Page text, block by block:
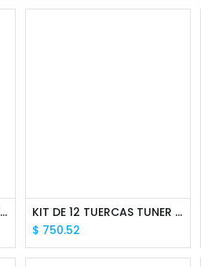
KIT DE 20 TUERCAS TUNER 12X1.5 HEXAGONAL CON LLAVE
KIT DE 12 TUERCAS TUNER 12X1.25 HEXAGONAL CON LLAVE
$ 750.52